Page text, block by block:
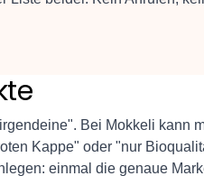
Bei Mokkeli kann
Kappe" oder "nur
einmal die genaue